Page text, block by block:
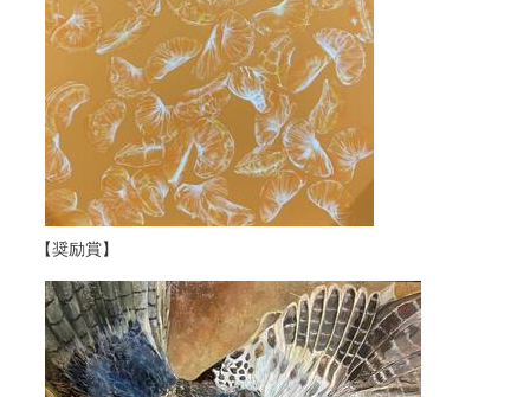
【奨励賞】